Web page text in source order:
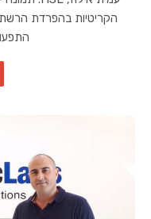
הקריטיות בהפרדת